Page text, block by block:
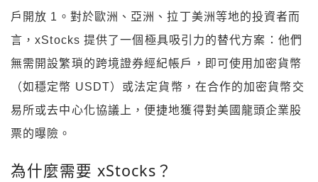
戶開放 1 。對於歐洲、亞洲、拉丁美洲等地的投資者而
言，xStocks 提供了一個極具吸引力的替代方案：他們
無需開設繁瑣的跨境證券經紀帳戶，即可使用加密貨幣
（如穩定幣 USDT）或法定貨幣，在合作的加密貨幣交
易所或去中心化協議上，便捷地獲得對美國龍頭企業股
票的曝險。
為什麼需要 xStocks ？